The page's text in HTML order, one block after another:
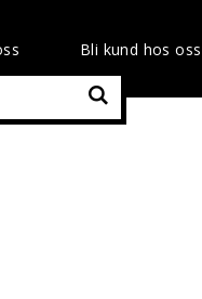
Bli kund hos oss